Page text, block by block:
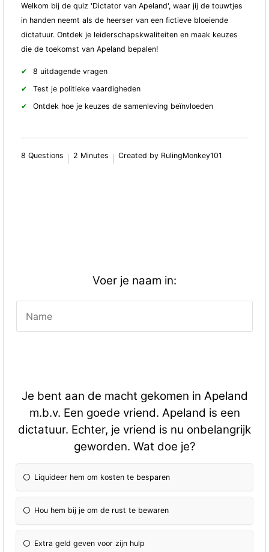
Welkom bij de quiz 'Dictator van Apeland', waar jij de touwtjes
in handen neemt als de heerser van een fictieve bloeiende
dictatuur. Ontdek je leiderschapskwaliteiten en maak keuzes
die de toekomst van Apeland bepalen!
8 uitdagende vragen
Test je politieke vaardigheden
Ontdek hoe je keuzes de samenleving beïnvloeden
8 Questions 2 Minutes Created by RulingMonkey101
Voer je naam in:
Je bent aan de macht gekomen in Apeland
m.b.v. Een goede vriend. Apeland is een
dictatuur. Echter, je vriend is nu onbelangrijk
geworden. Wat doe je?
Liquideer hem om kosten te besparen
Hou hem bij je om de rust te bewaren
Extra geld geven voor zijn hulp